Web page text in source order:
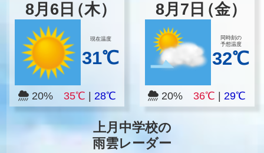
8月 6 日（木）
現在温度
31℃
20% 35℃ 28℃
8月 7 日（金）
同時刻の
予想温度
32℃
20%36℃ |29℃
上月中学校の
雨雲レーダー